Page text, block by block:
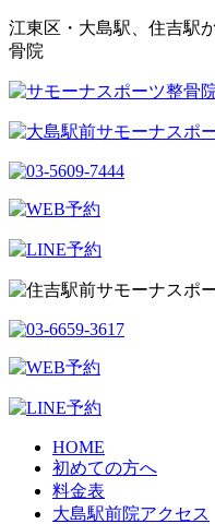
江東区・大島駅、住吉駅
骨院
HOME
初めての方へ
料金表
大島駅前院アクセス